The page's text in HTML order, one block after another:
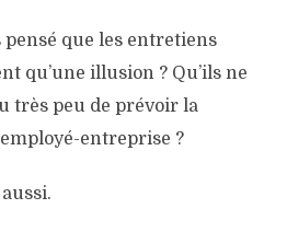
pensé que les entretiens
qu’une illusion ? Qu’ils ne
très peu de prévoir la
entreprise ?